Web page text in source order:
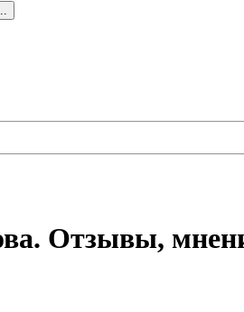
Отзывы,